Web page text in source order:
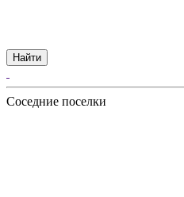
Найти
Соседние поселки